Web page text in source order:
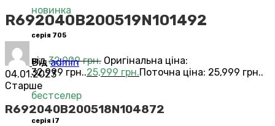
новинка
серія 705
від32,999грн. Оригінальна ціна:
32,999 грн..25,999 грн.Поточна ціна: 25,999 грн..
бестселер
серія i7
R692040B200519N101492
Відadmin
04.01.2023
Старше
R692040B200518N104872